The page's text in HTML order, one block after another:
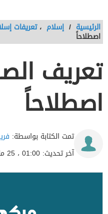
الرئيسية / إسلام ،تعريفات
اصطلاحاً
تعريف
اصطلاحاً
تمت الكتابة بواسطة:
آخر تحديث: 01:00 ، 25 مارس 2022